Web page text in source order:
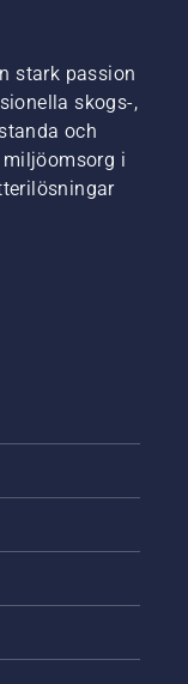
stark passion
skogs-,
och
i